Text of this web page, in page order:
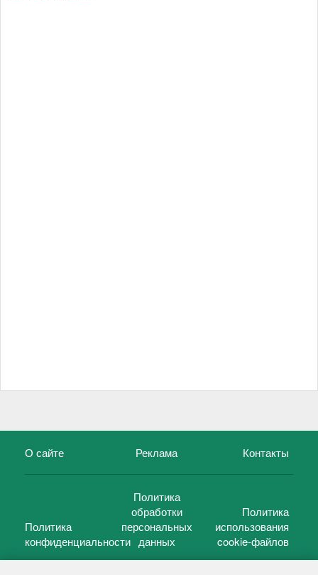
О сайте Реклама Контакты
Политика
конфиденциальности
Политика
обработки
персональных
данных
Политика
использования
cookie-файлов